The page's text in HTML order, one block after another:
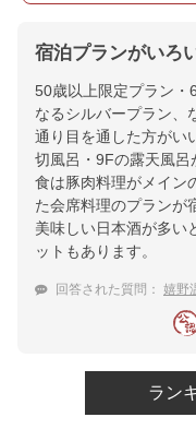
宿泊プランがいろ
50歳以上限定プラン・
なるシルバープラン、
通り目を通した方がい
切風呂・9Fの露天風呂
食は豚肉料理がメイン
た会席料理のプランが
美味しい日本酒が多い
ットもあります。
回答された質問： 嬉野
ラン